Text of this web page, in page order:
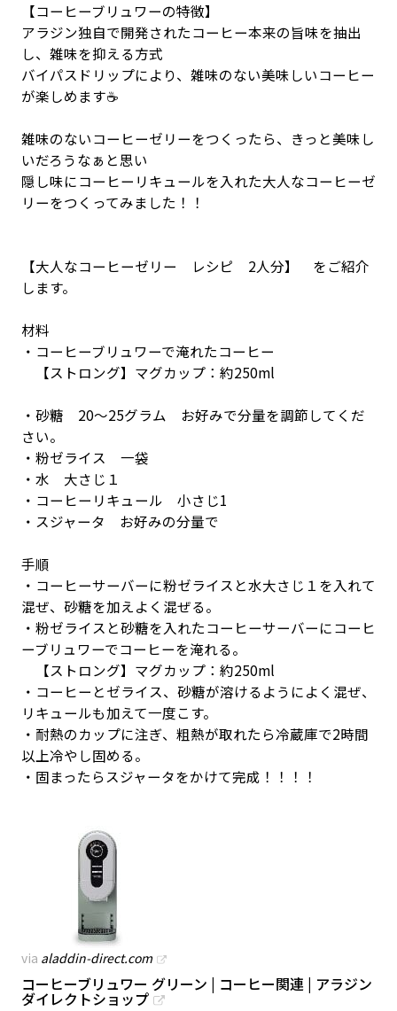
【コーヒーブリュワーの特徴】
アラジン独自で開発されたコーヒー本来の旨味を抽出
し、雑味を抑える方式
バイパスドリップにより、雑味のない美味しいコーヒー
が楽しめます☕️
雑味のないコーヒーゼリーをつくったら、きっと美味し
いだろうなぁと思い
隠し味にコーヒーリキュールを入れた大人なコーヒーゼ
リーをつくってみました！！
【大人なコーヒーゼリー レシピ 2人分】 をご紹介
します。
材料
・コーヒーブリュワーで淹れたコーヒー
【ストロング】マグカップ：約250ml
・砂糖 20〜25グラム お好みで分量を調節してくだ
さい。
・粉ゼライス 一袋
・水 大さじ１
・コーヒーリキュール 小さじ1
・スジャータ お好みの分量で
手順
・コーヒーサーバーに粉ゼライスと水大さじ１を入れて
混ぜ、砂糖を加えよく混ぜる。
・粉ゼライスと砂糖を入れたコーヒーサーバーにコーヒ
ーブリュワーでコーヒーを淹れる。
【ストロング】マグカップ：約250ml
・コーヒーとゼライス、砂糖が溶けるようによく混ぜ、
リキュールも加えて一度こす。
・耐熱のカップに注ぎ、粗熱が取れたら冷蔵庫で2時間
以上冷やし固める。
・固まったらスジャータをかけて完成！！！！
via aladdin-direct.com
コーヒーブリュワー グリーン | コーヒー関連 | アラジン
ダイレクトショップ